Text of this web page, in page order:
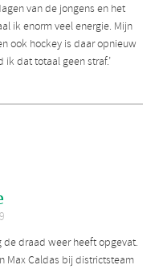
van de jongens en het
ik enorm veel energie. Mijn
ook hockey is daar opnieuw
dat totaal geen straf.’
de draad weer heeft opgevat.
Max Caldas bij districtsteam